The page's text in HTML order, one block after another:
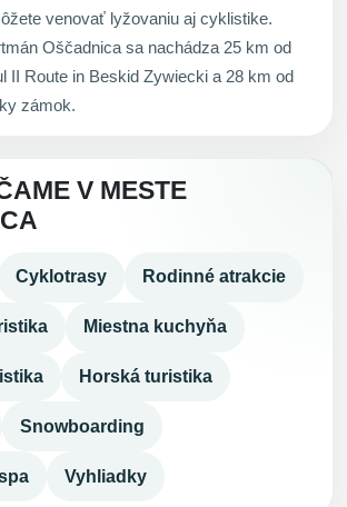
venovať lyžovaniu aj cyklistike.
Oščadnica sa nachádza 25 km od
II Route in Beskid Zywiecki a 28 km od
zámok.
V MESTE
Cyklotrasy Rodinné atrakcie
Miestna kuchyňa
Horská turistika
Snowboarding
Vyhliadky